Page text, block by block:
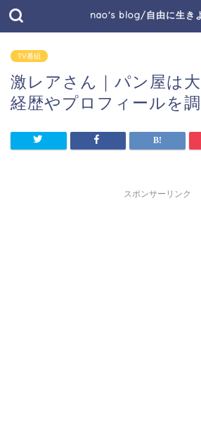
nao's blog/自由に生き
TV番組
激レアさん｜パン屋は大
経歴やプロフィールを調
スポンサーリンク